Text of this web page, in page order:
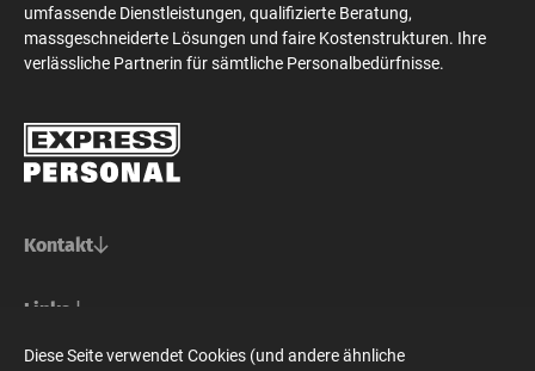
umfassende Dienstleistungen, qualifizierte Beratung,
massgeschneiderte Lösungen und faire Kostenstrukturen. Ihre
verlässliche Partnerin für sämtliche Personalbedürfnisse.
Kontakt
Basel/Nordwestschweiz
Steinenvorstadt 73
Bern/Mittelland
Links
Für Stellensuchende
Diese Seite verwendet Cookies (und andere ähnliche